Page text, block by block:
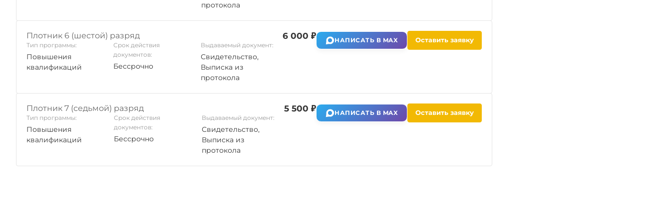
протокола
Плотник 6 (шестой) разряд
Тип программы:
Повышения
квалификаций
Срок действия
документов:
Бессрочно
Выдаваемый документ:
Свидетельство,
Выписка из
протокола
6 000 ₽ НАПИСАТЬ В MAX Оставить заявку
Плотник 7 (седьмой) разряд
Тип программы:
Повышения
квалификаций
Срок действия
документов:
Бессрочно
Выдаваемый документ:
Свидетельство,
Выписка из
протокола
5 500 ₽ НАПИСАТЬ В MAX Оставить заявку